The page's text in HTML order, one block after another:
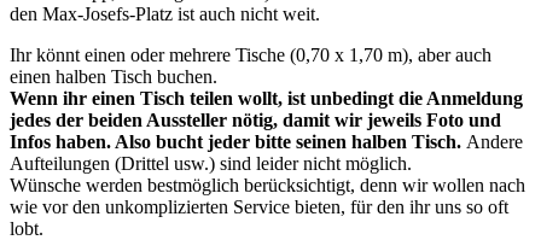
den Max-Josefs-Platz ist auch nicht weit.
Ihr könnt einen oder mehrere Tische (0,70 x 1,70 m), aber auch
einen halben Tisch buchen.
Wenn ihr einen Tisch teilen wollt, ist unbedingt die Anmeldung
jedes der beiden Aussteller nötig, damit wir jeweils Foto und
Infos haben. Also bucht jeder bitte seinen halben Tisch. Andere
Aufteilungen (Drittel usw.) sind leider nicht möglich.
Wünsche werden bestmöglich berücksichtigt, denn wir wollen nach
wie vor den unkomplizierten Service bieten, für den ihr uns so oft
lobt.